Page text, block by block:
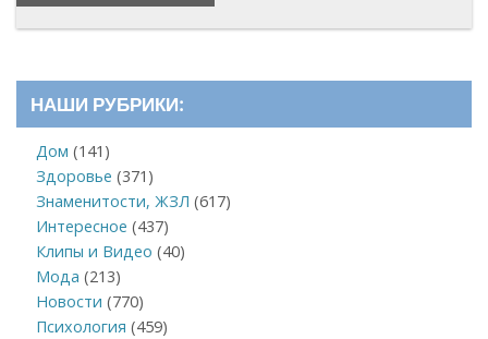
НАШИ РУБРИКИ:
Дом (141)
Здоровье (371)
Знаменитости, ЖЗЛ (617)
Интересное (437)
Клипы и Видео (40)
Мода (213)
Новости (770)
Психология (459)